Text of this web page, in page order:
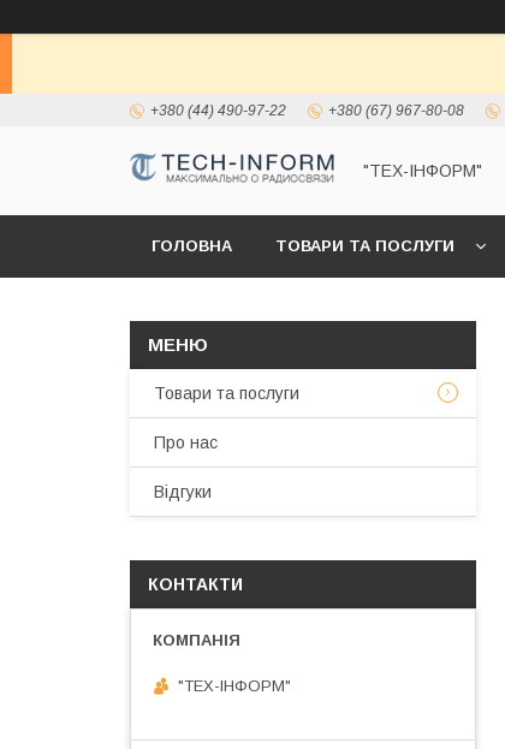
+380 (44) 490-97-22 +380 (67) 967-80-08
"ТЕХ-ІНФОРМ"
ГОЛОВНА ТОВАРИ ТА ПОСЛУГИ
Товари та послуги
Про нас
Відгуки
КОНТАКТИ
"ТЕХ-ІНФОРМ"